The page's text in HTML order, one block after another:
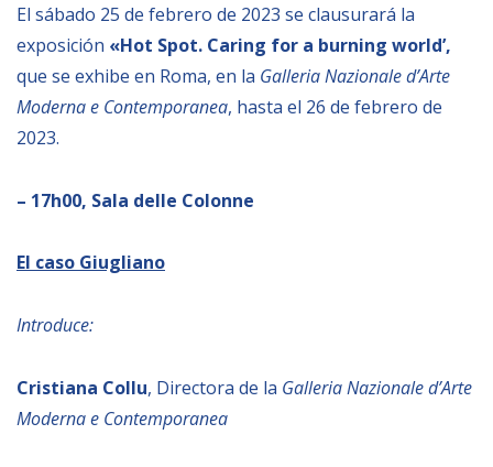
OPORTUNIDADES
Convocatorias
Becas
Para las empresas
El sábado 25 de febrero de 2023 se clausurará la
exposición «Hot Spot. Caring for a burning world’,
que se exhibe en Roma, en la Galleria Nazionale d’Arte
Moderna e Contemporanea, hasta el 26 de febrero de
2023.
– 17h00, Sala delle Colonne
El caso Giugliano
Introduce:
Cristiana Collu, Directora de la Galleria Nazionale d’Arte
Moderna e Contemporanea